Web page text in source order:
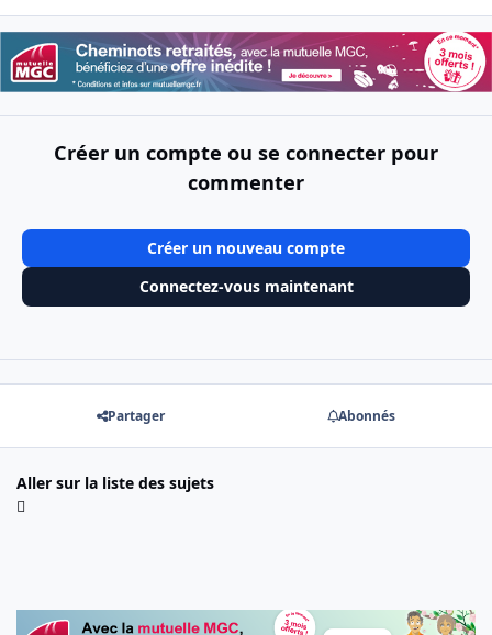
Créer un compte ou se connecter pour
commenter
Créer un nouveau compte
Connectez-vous maintenant
Partager Abonnés
Aller sur la liste des sujets